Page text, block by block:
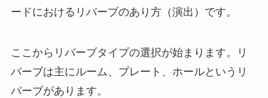
ードにおけるリバーブのあり方（演出）です。
ここからリバーブタイプの選択が始まります。リ
バーブは主にルーム、プレート、ホールというリ
バーブがあります。